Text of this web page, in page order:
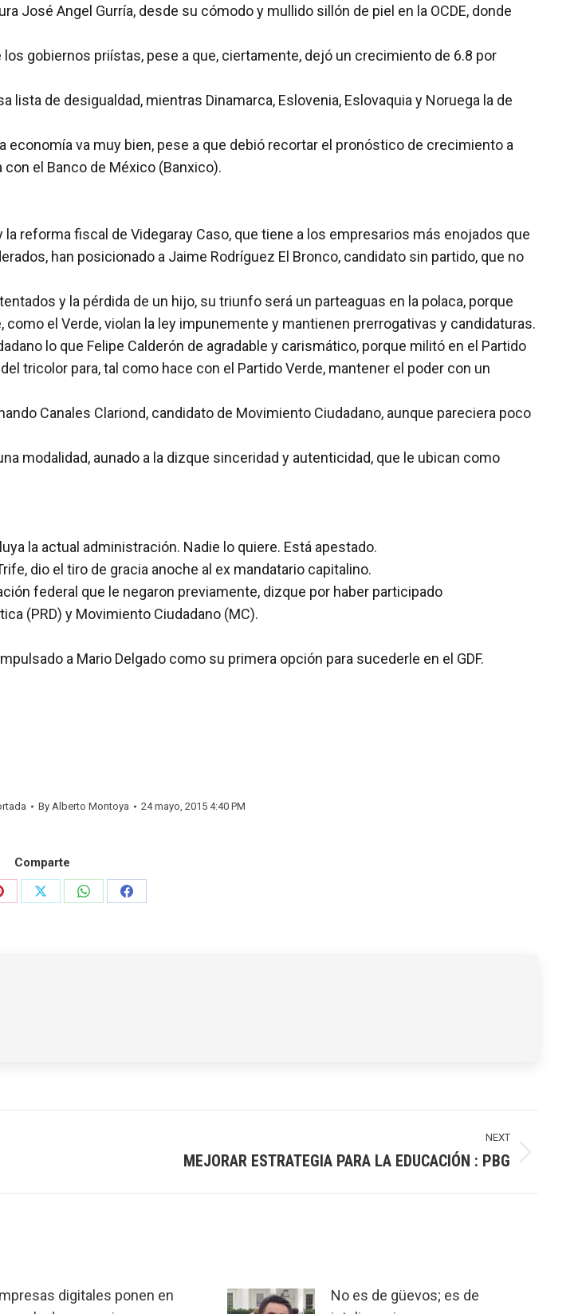
José Angel Gurría, desde su cómodo y mullido sillón de piel en la OCDE, donde
gobiernos priístas, pese a que, ciertamente, dejó un crecimiento de 6.8 por
lista de desigualdad, mientras Dinamarca, Eslovenia, Eslovaquia y Noruega la de
economía va muy bien, pese a que debió recortar el pronóstico de crecimiento a
el Banco de México (Banxico).
reforma fiscal de Videgaray Caso, que tiene a los empresarios más enojados que
han posicionado a Jaime Rodríguez El Bronco, candidato sin partido, que no
y la pérdida de un hijo, su triunfo será un parteaguas en la polaca, porque
el Verde, violan la ley impunemente y mantienen prerrogativas y candidaturas.
lo que Felipe Calderón de agradable y carismático, porque militó en el Partido
tricolor para, tal como hace con el Partido Verde, mantener el poder con un
Canales Clariond, candidato de Movimiento Ciudadano, aunque pareciera poco
modalidad, aunado a la dizque sinceridad y autenticidad, que le ubican como
la actual administración. Nadie lo quiere. Está apestado.
dio el tiro de gracia anoche al ex mandatario capitalino.
federal que le negaron previamente, dizque por haber participado
(PRD) y Movimiento Ciudadano (MC).
a Mario Delgado como su primera opción para sucederle en el GDF.
By Alberto Montoya 24 mayo, 2015 4:40 PM
Comparte
Share
Share
Share
NEXT
MEJORAR ESTRATEGIA PARA LA EDUCACIÓN : PBG
digitales ponen en
No es de güevos; es de